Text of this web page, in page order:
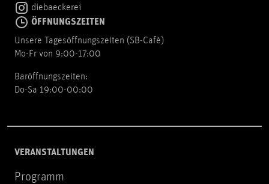
diebaeckerei
ÖFFNUNGSZEITEN
Unsere Tagesöffnungszeiten (SB-Cafè)
Mo-Fr von 9:00-17:00
Baröffnungszeiten:
Do-Sa 19:00-00:00
VERANSTALTUNGEN
Programm